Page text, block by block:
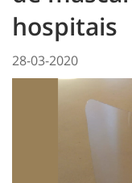
hospitais
28-03-2020